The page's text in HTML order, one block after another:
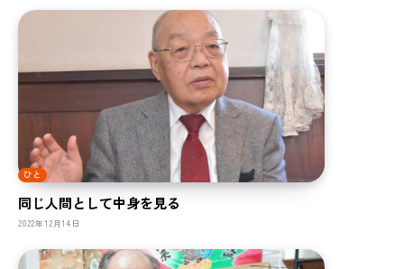
ひと
同じ人間として中身を見る
2022年12月14日